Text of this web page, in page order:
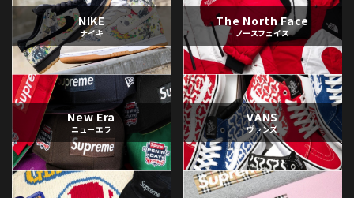
NIKE
ナイキ
The North Face
ノースフェイス
New Era
ニューエラ
VANS
ヴァンズ